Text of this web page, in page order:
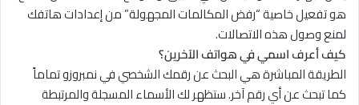
هو تفعيل خاصية “رفض المكالمات المجهولة” من إعدادات هاتفك
لمنع وصول هذه الاتصالات.
كيف أعرف اسمي في هواتف الآخرين؟
الطريقة المباشرة هي البحث عن رقمك الشخصي في نمبروزو تماماً
كما تبحث عن أي رقم آخر. ستظهر لك الأسماء المسجلة والمرتبطة